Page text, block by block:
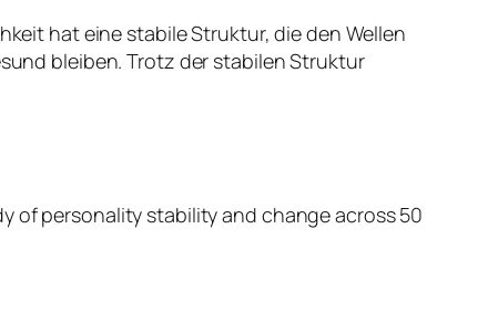
hat eine stabile Struktur, die den Wellen
bleiben. Trotz der stabilen Struktur
of personality stability and change across 50